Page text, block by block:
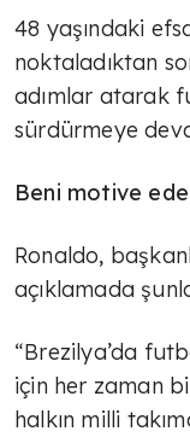
48 yaşındaki
noktaladıktan
adımlar atarak
sürdürmeye
Beni motive
Ronaldo,
açıklamada
“Brezilya’da
için her zaman
halkın milli